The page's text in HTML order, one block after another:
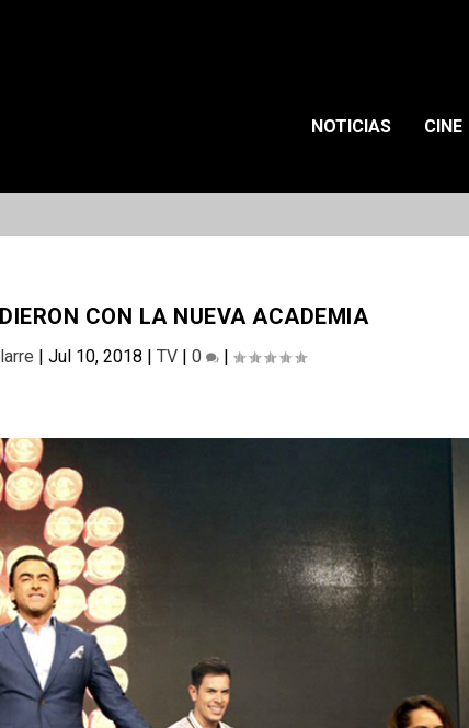
NOTICIAS CINE
CON LA NUEVA ACADEMIA
| Jul 10, 2018 | TV| 0 |